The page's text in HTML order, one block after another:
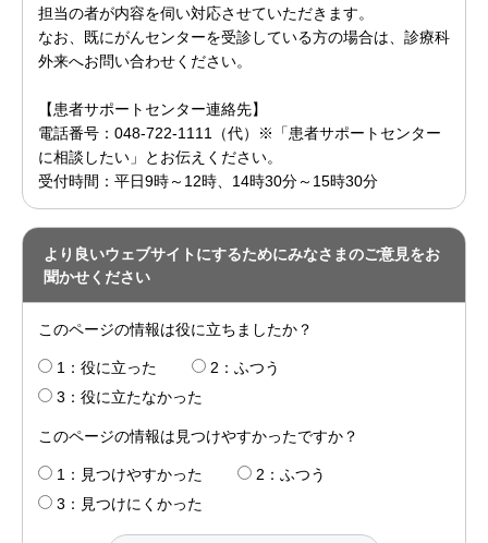
担当の者が内容を伺い対応させていただきます。
なお、既にがんセンターを受診している方の場合は、診療科
外来へお問い合わせください。
【患者サポートセンター連絡先】
電話番号：048-722-1111（代）※「患者サポートセンター
に相談したい」とお伝えください。
受付時間：平日9時～12時、14時30分～15時30分
より良いウェブサイトにするためにみなさまのご意見をお
聞かせください
このページの情報は役に立ちましたか？
1：役に立った
2：ふつう
3：役に立たなかった
このページの情報は見つけやすかったですか？
1：見つけやすかった
2：ふつう
3：見つけにくかった